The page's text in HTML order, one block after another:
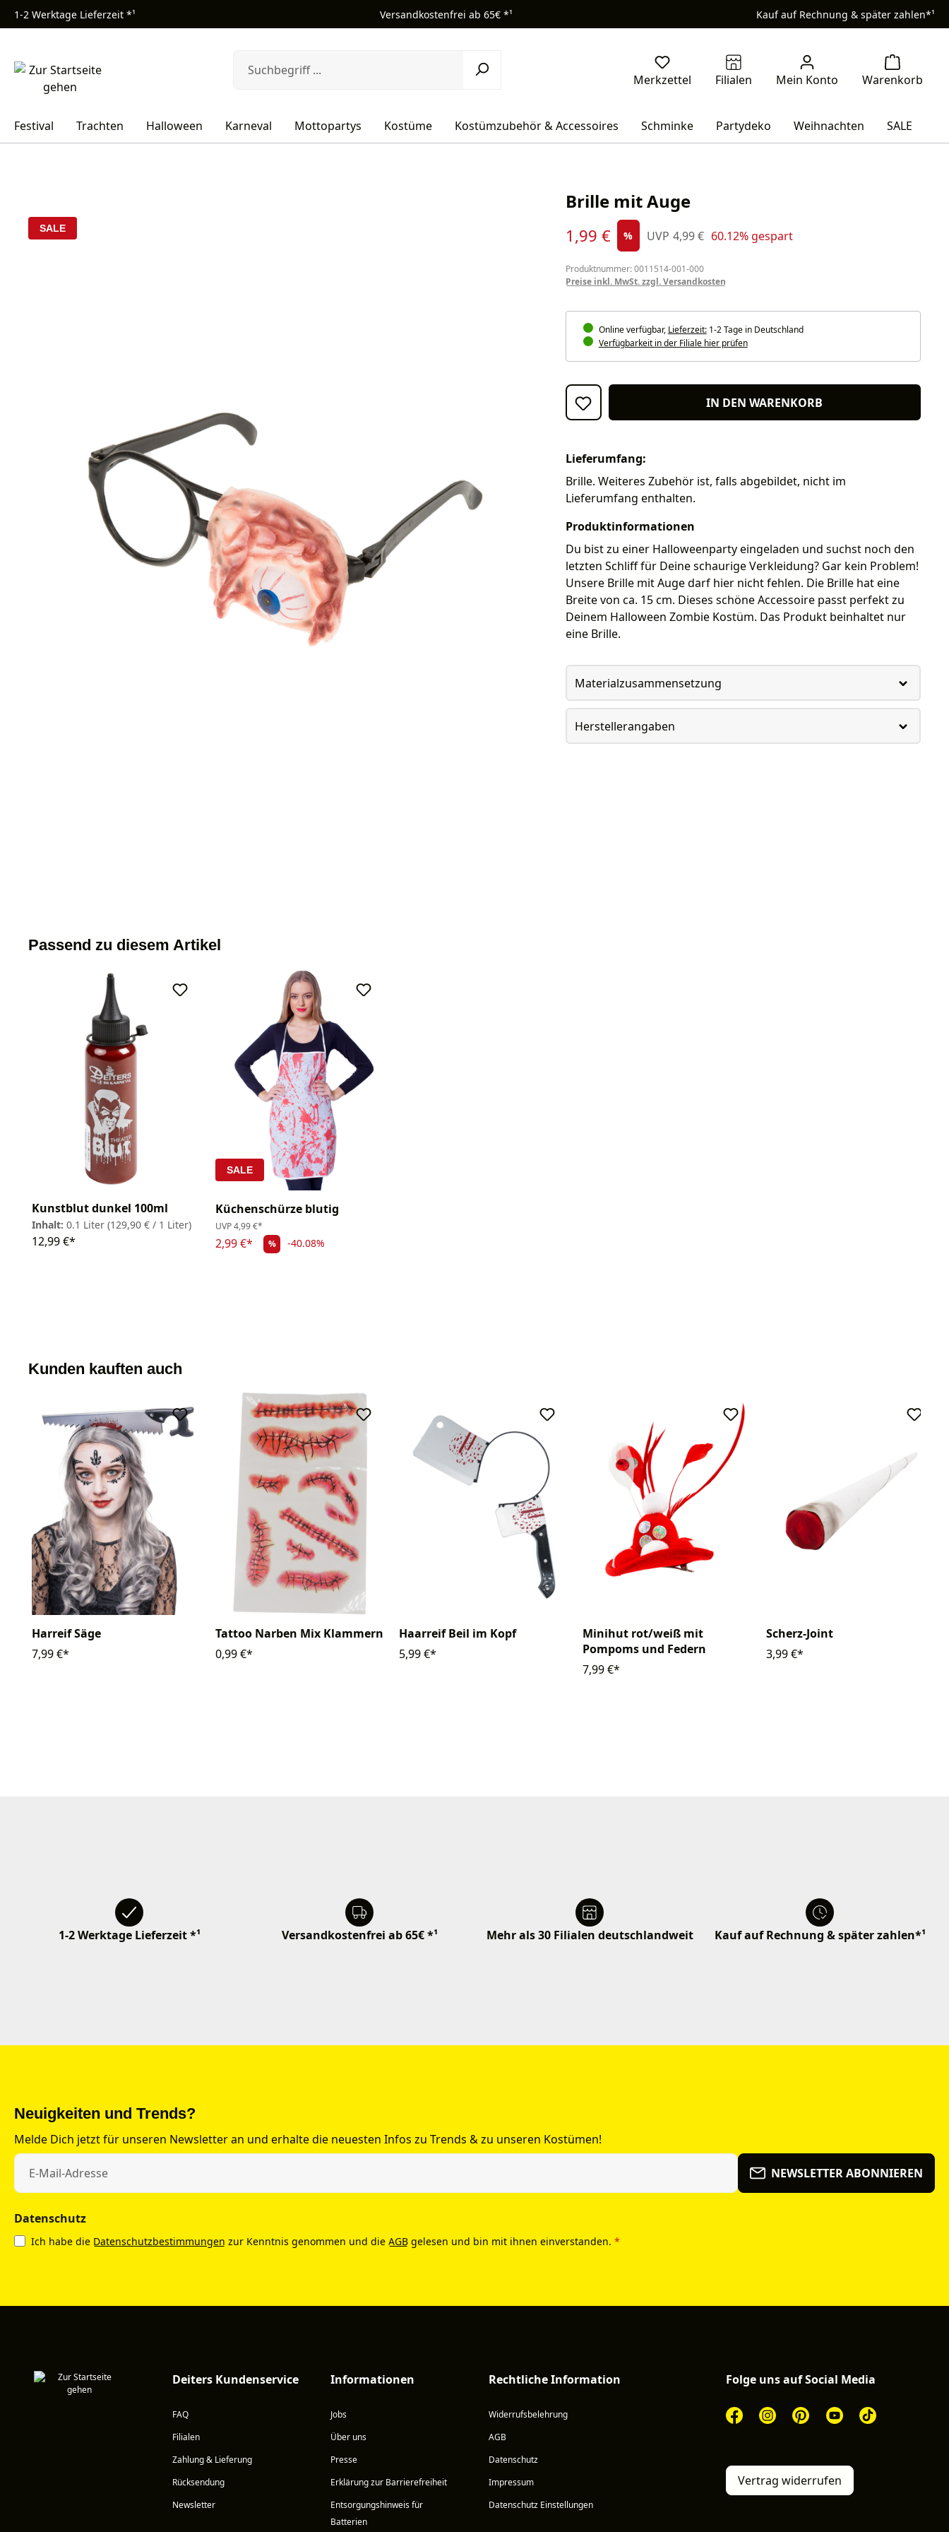
Hauptinhalt springen
Zur Suche springen
Zur Hauptnavigation springen
1-2 Werktage Lieferzeit *¹ Versandkostenfrei ab 65€ *¹ Kauf auf Rechnung & später zahlen*¹
Festival Trachten Halloween Karneval Mottopartys Kostüme Kostümzubehör & Accessoires Schminke Partydeko Weihnachten SALE
SALE
Brille mit Auge
Verkaufspreis:
1,99 € % UVP
Regulärer Preis:
4,99 € 60.12% gespart
Produktnummer: 0011514-001-000
Preise inkl. MwSt. zzgl. Versandkosten
Online verfügbar, Lieferzeit:1-2 Tage in Deutschland
Verfügbarkeit in der Filiale hier prüfen
IN DEN WARENKORB
Lieferumfang:
Brille. Weiteres Zubehör ist, falls abgebildet, nicht im
Lieferumfang enthalten.
Produktinformationen
Du bist zu einer Halloweenparty eingeladen und suchst noch den
letzten Schliff für Deine schaurige Verkleidung? Gar kein Problem!
Unsere Brille mit Auge darf hier nicht fehlen. Die Brille hat eine
Breite von ca. 15 cm. Dieses schöne Accessoire passt perfekt zu
Deinem Halloween Zombie Kostüm. Das Produkt beinhaltet nur
eine Brille.
Materialzusammensetzung
Herstellerangaben
Passend zu diesem Artikel
Kunstblut dunkel 100ml
Inhalt: 0.1 Liter (129,90 € / 1 Liter)
12,99 €*
SALE
Küchenschürze blutig
UVP4,99 €*
2,99 €* % -40.08%
Kunden kauften auch
Harreif Säge
7,99 €*
Tattoo Narben Mix Klammern
0,99 €*
Haarreif Beil im Kopf
5,99 €*
Minihut rot/weiß mit
Pompoms und Federn
7,99 €*
Scherz-Joint
3,99 €*
1-2 Werktage Lieferzeit *¹ Versandkostenfrei ab 65€ *¹ Mehr als 30 Filialen deutschlandweit Kauf auf Rechnung & später zahlen*¹
Neuigkeiten und Trends?
Melde Dich jetzt für unseren Newsletter an und erhalte die neuesten Infos zu Trends & zu unseren Kostümen!
NEWSLETTER ABONNIEREN
Datenschutz
Ich habe die Datenschutzbestimmungen zur Kenntnis genommen und die AGB gelesen und bin mit ihnen einverstanden. *
Deiters Kundenservice
FAQ
Filialen
Zahlung & Lieferung
Rücksendung
Newsletter
Informationen
Jobs
Über uns
Presse
Erklärung zur Barrierefreiheit
Entsorgungshinweis für
Batterien
Rechtliche Information
Widerrufsbelehrung
AGB
Datenschutz
Impressum
Datenschutz Einstellungen
Folge uns auf Social Media
Vertrag widerrufen